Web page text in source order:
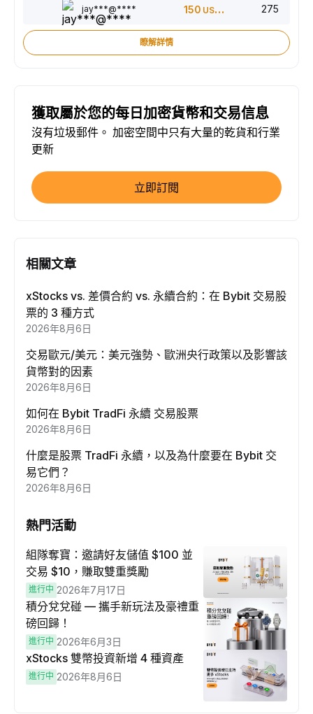
jay***@**** 150 USDT 275
瞭解詳情
獲取屬於您的每日加密貨幣和交易信息
沒有垃圾郵件。 加密空間中只有大量的乾貨和行業
更新
立即訂閱
相關文章
xStocks vs. 差價合約 vs. 永續合約：在 Bybit 交易股
票的 3 種方式
2026年8月6日
交易歐元/美元：美元強勢、歐洲央行政策以及影響該
貨幣對的因素
2026年8月6日
如何在 Bybit TradFi 永續 交易股票
2026年8月6日
什麼是股票 TradFi 永續，以及為什麼要在 Bybit 交
易它們？
2026年8月6日
熱門活動
組隊奪寶：邀請好友儲值 $100 並
交易 $10，賺取雙重獎勵
進行中 2026年7月17日
積分兌兌碰 — 攜手新玩法及豪禮重
磅回歸！
進行中 2026年6月3日
xStocks 雙幣投資新增 4 種資產
進行中 2026年8月6日